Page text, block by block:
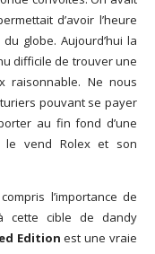
d’avoir l’heure
globe. Aujourd’hui la
difficile de trouver une
raisonnable. Ne nous
pouvant se payer
au fin fond d’une
le vend Rolex et son
l’importance de
cette cible de dandy
Editionest une vraie